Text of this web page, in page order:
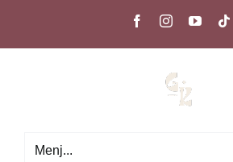
FacebookInstagram
Menj...